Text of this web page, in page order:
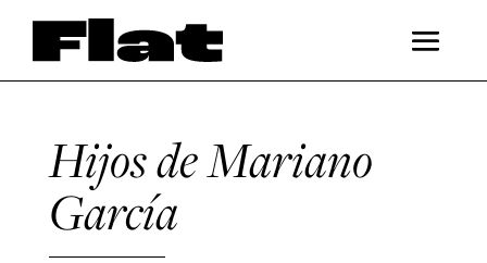
Hijos de Mariano
García